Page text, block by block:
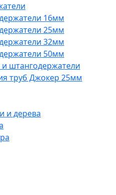
16мм
25мм
32мм
50мм
штангодержатели
труб Джокер 25мм
и дерева